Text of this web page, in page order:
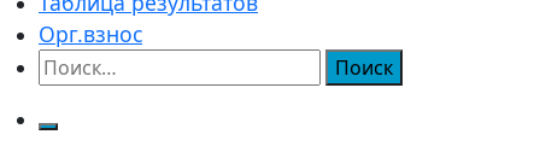
Орг.взнос
Найти: